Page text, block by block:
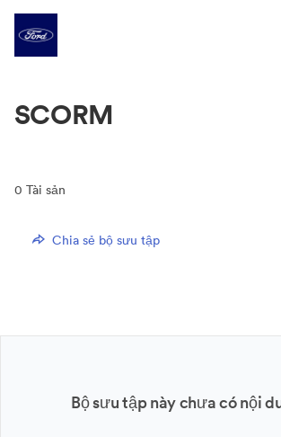
SCORM
0 Tài sản
Chia sẻ bộ sưu tập
Bộ sưu tập này chưa có nội